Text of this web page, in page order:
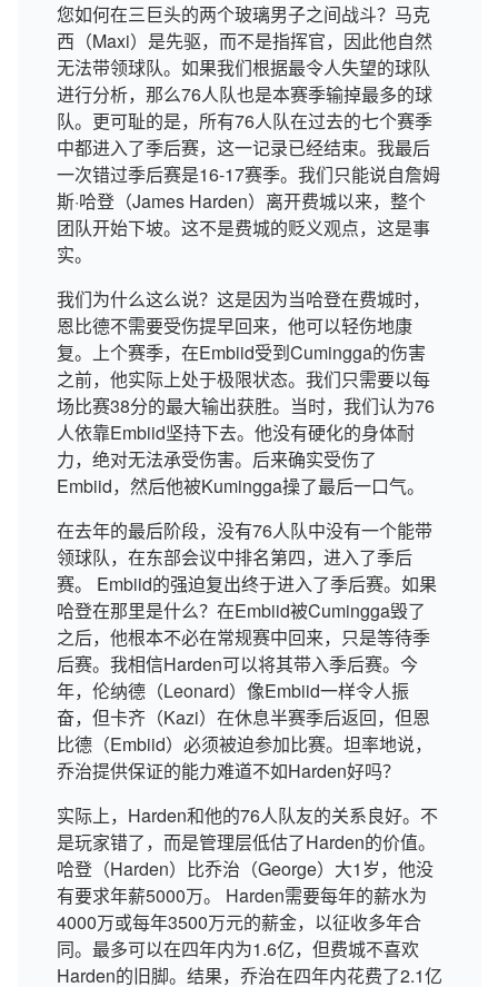
您如何在三巨头的两个玻璃男子之间战斗？马克
西（Maxi）是先驱，而不是指挥官，因此他自然
无法带领球队。如果我们根据最令人失望的球队
进行分析，那么76人队也是本赛季输掉最多的球
队。更可耻的是，所有76人队在过去的七个赛季
中都进入了季后赛，这一记录已经结束。我最后
一次错过季后赛是16-17赛季。我们只能说自詹姆
斯·哈登（James Harden）离开费城以来，整个
团队开始下坡。这不是费城的贬义观点，这是事
实。
我们为什么这么说？这是因为当哈登在费城时，
恩比德不需要受伤提早回来，他可以轻伤地康
复。上个赛季，在Embiid受到Cumingga的伤害
之前，他实际上处于极限状态。我们只需要以每
场比赛38分的最大输出获胜。当时，我们认为76
人依靠Embiid坚持下去。他没有硬化的身体耐
力，绝对无法承受伤害。后来确实受伤了
Embiid，然后他被Kumingga操了最后一口气。
在去年的最后阶段，没有76人队中没有一个能带
领球队，在东部会议中排名第四，进入了季后
赛。 Embiid的强迫复出终于进入了季后赛。如果
哈登在那里是什么？在Embiid被Cumingga毁了
之后，他根本不必在常规赛中回来，只是等待季
后赛。我相信Harden可以将其带入季后赛。今
年，伦纳德（Leonard）像Embiid一样令人振
奋，但卡齐（Kazi）在休息半赛季后返回，但恩
比德（Embiid）必须被迫参加比赛。坦率地说，
乔治提供保证的能力难道不如Harden好吗？
实际上，Harden和他的76人队友的关系良好。不
是玩家错了，而是管理层低估了Harden的价值。
哈登（Harden）比乔治（George）大1岁，他没
有要求年薪5000万。 Harden需要每年的薪水为
4000万或每年3500万元的薪金，以征收多年合
同。最多可以在四年内为1.6亿，但费城不喜欢
Harden的旧脚。结果，乔治在四年内花费了2.1亿